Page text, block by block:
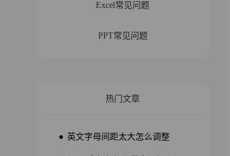
Excel常见问题
PPT常见问题
热门文章
● 英文字母间距太大怎么调整